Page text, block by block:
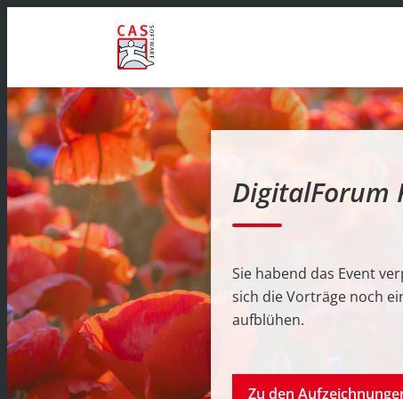
DigitalForum
Sie habend das Event
sich die Vorträge noch
aufblühen.
Zu den